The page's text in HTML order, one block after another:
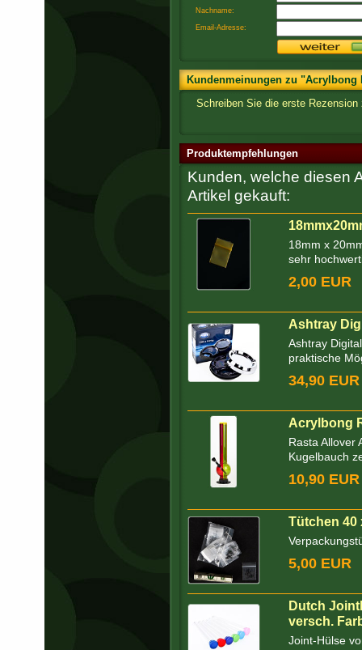
Nachname:
Email-Adresse:
Kundenmeinungen zu "Acrylbong
Schreiben Sie die erste
Produktempfehlungen
Kunden, welche diesen
Artikel gekauft:
18mm x
sehr
2,00 EUR
Ashtray
Ashtray
praktische
34,90 EUR
Acrylbong
Rasta Allover
Kugelbauch
10,90 EUR
Tütchen 40
5,00 EUR
Dutch
versch.
Joint-Hülse